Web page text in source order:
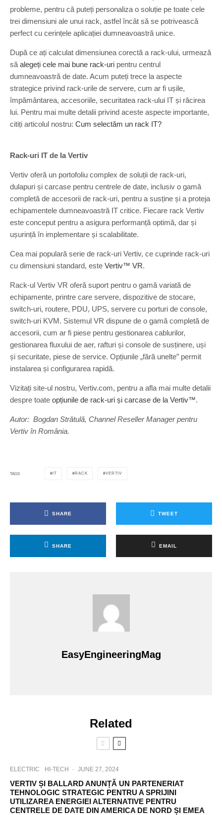
probleme, pentru că puteți personaliza o soluție pe toate cele
trei dimensiuni ale unui rack, astfel încât să se potrivească
perfect cu cerințele aplicației dumneavoastră unice.
După ce ați calculat dimensiunea corectă a rack-ului, urmează
să alegeți cele mai bune rack-uri pentru centrul
dumneavoastră de date. Acum puteți trece la aspecte
strategice privind rack-urile de servere, cum ar fi ușile,
împământarea, accesoriile, securitatea rack-ului IT și răcirea
lui. Pentru mai multe detalii privind aceste aspecte importante,
citiți articolul nostru: Cum selectăm un rack IT?
Rack-uri IT de la Vertiv
Vertiv oferă un portofoliu complex de soluții de rack-uri,
dulapuri și carcase pentru centrele de date, inclusiv o gamă
completă de accesorii de rack-uri, pentru a susține și a proteja
echipamentele dumneavoastră IT critice. Fiecare rack Vertiv
este conceput pentru a asigura performanță optimă, dar și
ușurință în implementare și scalabilitate.
Cea mai populară serie de rack-uri Vertiv, ce cuprinde rack-uri
cu dimensiuni standard, este Vertiv™ VR.
Rack-ul Vertiv VR oferă suport pentru o gamă variată de
echipamente, printre care servere, dispozitive de stocare,
switch-uri, routere, PDU, UPS, servere cu porturi de console,
switch-uri KVM. Sistemul VR dispune de o gamă completă de
accesorii, cum ar fi piese pentru gestionarea cablurilor,
gestionarea fluxului de aer, rafturi și console de susținere, uși
și securitate, piese de service. Opțiunile „fără unelte” permit
instalarea și configurarea rapidă.
Vizitați site-ul nostru, Vertiv.com, pentru a afla mai multe detalii
despre toate opțiunile de rack-uri și carcase de la Vertiv™.
Autor: Bogdan Strătulă, Channel Reseller Manager pentru
Vertiv în România.
TAGS IT RACK VERTIV
SHARE TWEET
SHARE EMAIL
EasyEngineeringMag
Related
ELECTRIC HI-TECH · JUNE 27, 2024
VERTIV ȘI BALLARD ANUNȚĂ UN PARTENERIAT
TEHNOLOGIC STRATEGIC PENTRU A SPRIJINI
UTILIZAREA ENERGIEI ALTERNATIVE PENTRU
CENTRELE DE DATE DIN AMERICA DE NORD ȘI EMEA